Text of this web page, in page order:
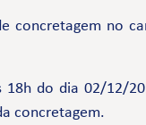
concretagem no
do dia 02/12/
concretagem.